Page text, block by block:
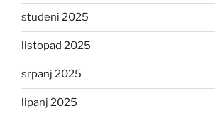
studeni 2025
listopad 2025
srpanj 2025
lipanj 2025